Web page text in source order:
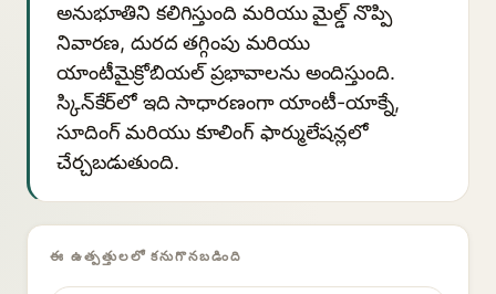
అనుభూతిని కలిగిస్తుంది మరియు మైల్డ్ నొప్పి
నివారణ, దురద తగ్గింపు మరియు
యాంటీమైక్రోబియల్ ప్రభావాలను అందిస్తుంది.
స్కిన్‌కేర్‌లో ఇది సాధారణంగా యాంటీ-యాక్నే,
సూదింగ్ మరియు కూలింగ్ ఫార్ములేషన్లలో
చేర్చబడుతుంది.
ఈ ఉత్పత్తులలో కనుగొనబడింది